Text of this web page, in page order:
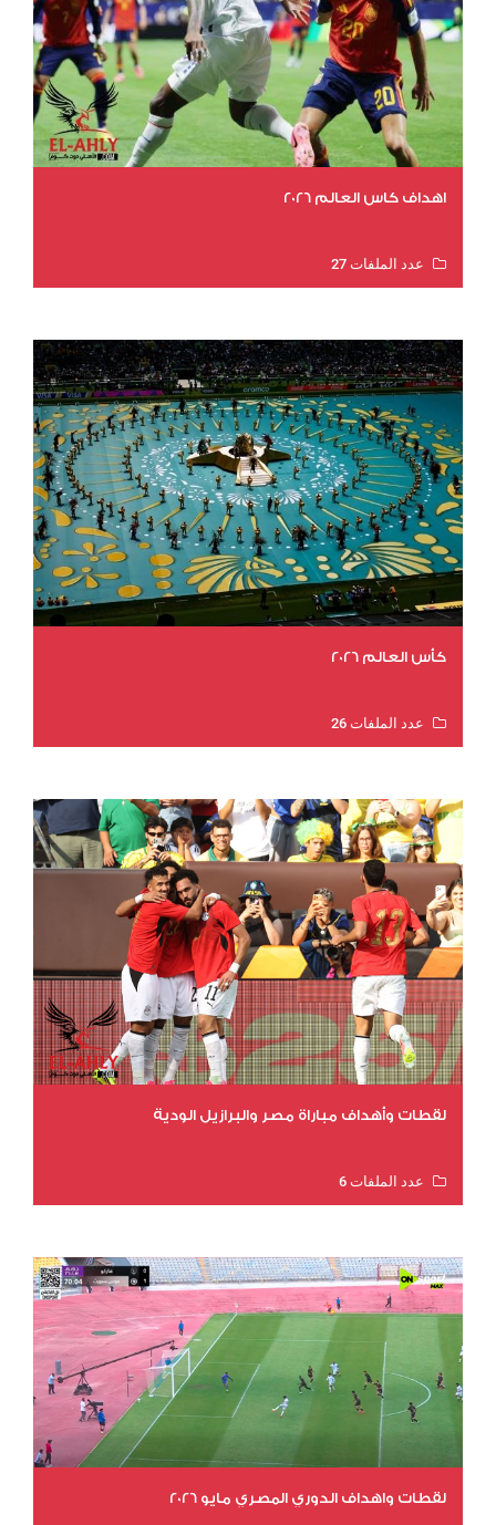
اهداف كاس العالم 2026
عدد الملفات 27
كأس العالم 2026
عدد الملفات 26
لقطات وأهداف مباراة مصر والبرازيل الودية
عدد الملفات 6
لقطات واهداف الدوري المصري مايو 2026